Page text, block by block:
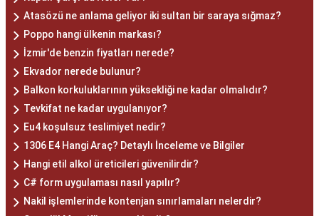
Atasözü ne anlama geliyor iki sultan bir saraya sığmaz?
Poppo hangi ülkenin markası?
İzmir'de benzin fiyatları nerede?
Ekvador nerede bulunur?
Balkon korkuluklarının yüksekliği ne kadar olmalıdır?
Tevkifat ne kadar uygulanıyor?
Eu4 koşulsuz teslimiyet nedir?
1306 E4 Hangi Araç? Detaylı İnceleme ve Bilgiler
Hangi etil alkol üreticileri güvenilirdir?
C# form uygulaması nasıl yapılır?
Nakil işlemlerinde kontenjan sınırlamaları nelerdir?